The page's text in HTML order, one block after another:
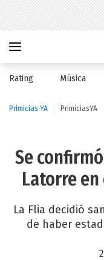
Rating Música
Primicias YA PrimiciasYA
Se
Latorre
La Flia decidió
de haber